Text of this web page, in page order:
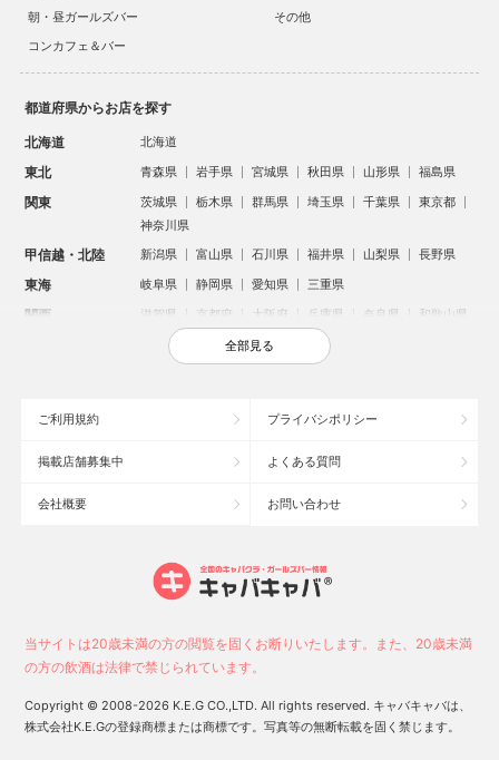
お店に電話する
スタッフ
キャスト
朝・昼ガールズバー
その他
コンカフェ＆バー
都道府県からお店を探す
北海道 北海道
東北 青森県 岩手県 宮城県 秋田県 山形県 福島県
関東 茨城県 栃木県 群馬県 埼玉県 千葉県
東京都
神奈川県
甲信越・北陸 新潟県 富山県 石川県 福井県 山梨県 長野県
東海 岐阜県 静岡県 愛知県 三重県
関西 滋賀県 京都府 大阪府 兵庫県 奈良県 和歌山県
鳥取県 島根県 岡山県 広島県
沖縄県
大宮のキャバクラ
六本木のキャバクラ
池袋駅（西口）のキャバクラ
長野市のキャバクラ
宇都宮市のキャバクラ
全部見る
ご利用規約 プライバシポリシー
掲載店舗募集中 よくある質問
会社概要 お問い合わせ
当サイトは20歳未満の方の閲覧を固くお断りいたします。また、20歳未満
の方の飲酒は法律で禁じられています。
Copyright © 2008-2026 K.E.G CO.,LTD. All rights reserved. キャバキャバは、
株式会社K.E.Gの登録商標または商標です。写真等の無断転載を固く禁じます。